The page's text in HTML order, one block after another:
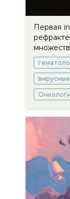
Первая